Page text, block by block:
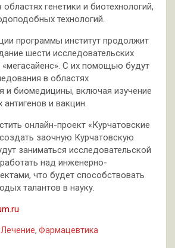
генетики и биотехнологий,
технологий.
программы институт продолжит
шести исследовательских
«мегасайенс». С их помощью будут
в областях
и биомедицины, включая изучение
и вакцин.
онлайн-проект «Курчатовские
заочную Курчатовскую
заниматься исследовательской
над инженерно-
что будет способствовать
талантов в науку.
Лечение, Фармацевтика